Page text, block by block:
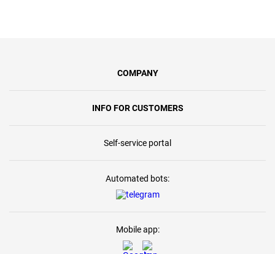
COMPANY
INFO FOR CUSTOMERS
Self-service portal
Automated bots:
Mobile app: